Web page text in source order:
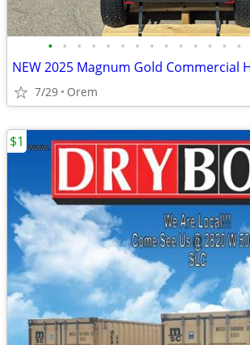
• • • • • • • • • • • • • •
7/29 Orem
$1